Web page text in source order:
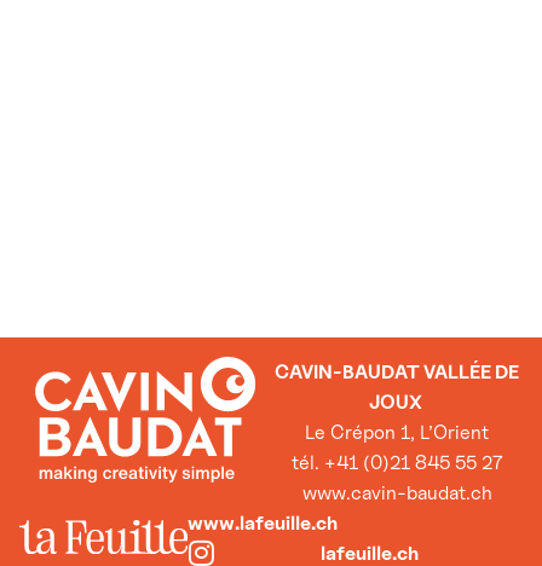
CAVIN-BAUDAT VALLÉE DE
JOUX
Le Crépon 1, L’Orient
tél. +41 (0)21 845 55 27
www.cavin-baudat.ch
www.lafeuille.ch
lafeuille.ch